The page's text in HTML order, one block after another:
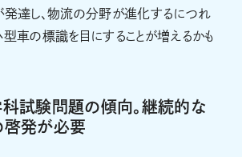
達し、物流の分野が進化するにつれ
車の標識を目にすることが増えるかも
試験問題の傾向。継続的な
発が必要